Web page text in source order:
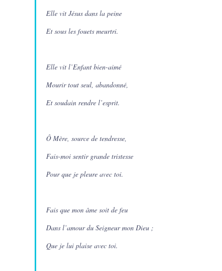
Elle vit Jésus dans la peine
Et sous les fouets meurtri.
Elle vit l’Enfant bien-aimé
Mourir tout seul, abandonné,
Et soudain rendre l’esprit.
Ô Mère, source de tendresse,
Fais-moi sentir grande tristesse
Pour que je pleure avec toi.
Fais que mon âme soit de feu
Dans l’amour du Seigneur mon Dieu ;
Que je lui plaise avec toi.